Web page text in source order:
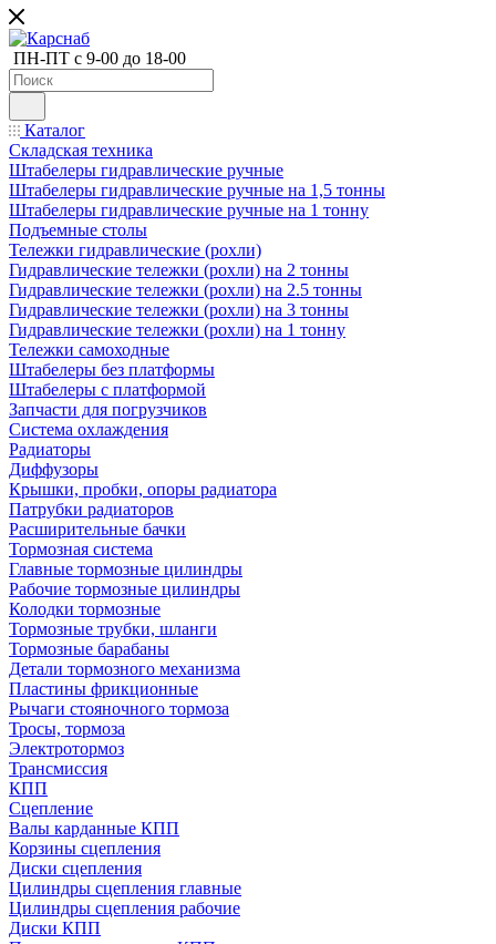
ПН-ПТ с 9-00 до 18-00
Каталог
Складская техника
Штабелеры гидравлические ручные
Штабелеры гидравлические ручные на 1,5 тонны
Штабелеры гидравлические ручные на 1 тонну
Подъемные столы
Тележки гидравлические (рохли)
Гидравлические тележки (рохли) на 2 тонны
Гидравлические тележки (рохли) на 2.5 тонны
Гидравлические тележки (рохли) на 3 тонны
Гидравлические тележки (рохли) на 1 тонну
Тележки самоходные
Штабелеры без платформы
Штабелеры с платформой
Запчасти для погрузчиков
Система охлаждения
Радиаторы
Диффузоры
Крышки, пробки, опоры радиатора
Патрубки радиаторов
Расширительные бачки
Тормозная система
Главные тормозные цилиндры
Рабочие тормозные цилиндры
Колодки тормозные
Тормозные трубки, шланги
Тормозные барабаны
Детали тормозного механизма
Пластины фрикционные
Рычаги стояночного тормоза
Тросы, тормоза
Электротормоз
Трансмиссия
КПП
Сцепление
Валы карданные КПП
Корзины сцепления
Диски сцепления
Цилиндры сцепления главные
Цилиндры сцепления рабочие
Диски КПП